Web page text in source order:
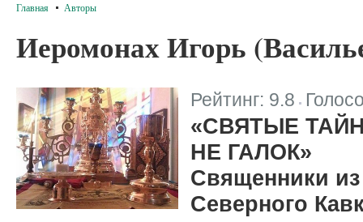
Главная Авторы
Иеромонах Игорь
Рейтинг: 9.8
«СВЯТЫЕ
НЕ ГАЛОК»
Священники
Северного